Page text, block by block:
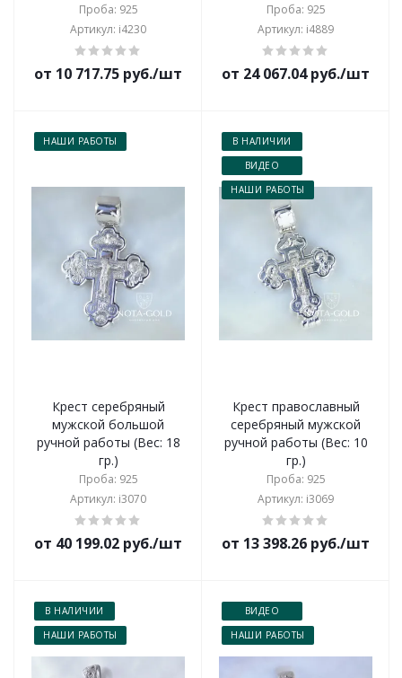
Проба: 925
Артикул: i4230
от 10 717.75 руб./шт
Проба: 925
Артикул: i4889
от 24 067.04 руб./шт
НАШИ РАБОТЫ
Крест серебряный
мужской большой
ручной работы (Вес: 18
гр.)
Проба: 925
Артикул: i3070
от 40 199.02 руб./шт
В НАЛИЧИИ
ВИДЕО
НАШИ РАБОТЫ
Крест православный
серебряный мужской
ручной работы (Вес: 10
гр.)
Проба: 925
Артикул: i3069
от 13 398.26 руб./шт
В НАЛИЧИИ
НАШИ РАБОТЫ
ВИДЕО
НАШИ РАБОТЫ